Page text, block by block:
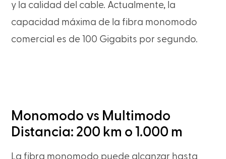
y la calidad del cable. Actualmente, la
capacidad máxima de la fibra monomodo
comercial es de 100 Gigabits por segundo.
Monomodo vs Multimodo
Distancia: 200 km o 1.000 m
La fibra monomodo puede alcanzar hasta